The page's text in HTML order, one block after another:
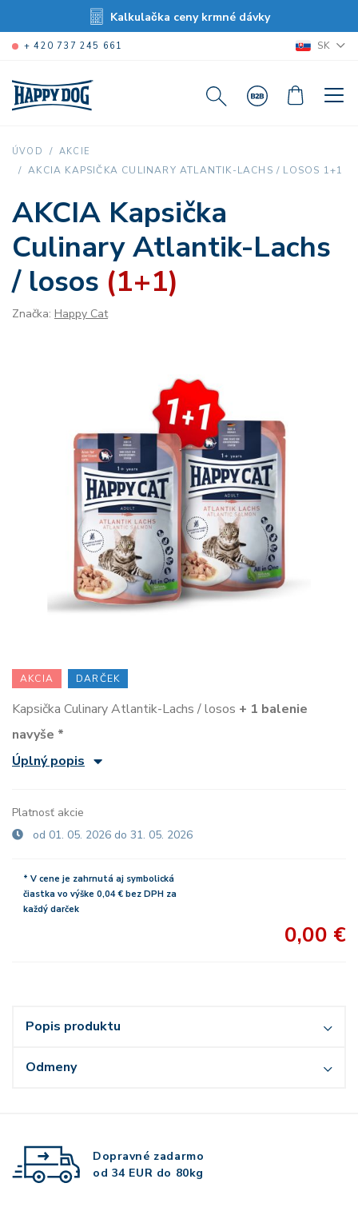
Kalkulačka ceny krmné dávky
+ 420 737 245 661 SK
ÚVOD AKCIE
AKCIA KAPSIČKA CULINARY ATLANTIK-LACHS / LOSOS 1+1
AKCIA Kapsička
Culinary Atlantik-Lachs
/ losos (1+1)
Značka: Happy Cat
AKCIA DARČEK
Kapsička Culinary Atlantik-Lachs / losos + 1 balenie
navyše *
Úplný popis
Platnosť akcie
od 01. 05. 2026 do 31. 05. 2026
* V cene je zahrnutá aj symbolická
čiastka vo výške 0,04 € bez DPH za
každý darček
0,00 €
Popis produktu
Odmeny
Dopravné zadarmo
od 34 EUR do 80kg